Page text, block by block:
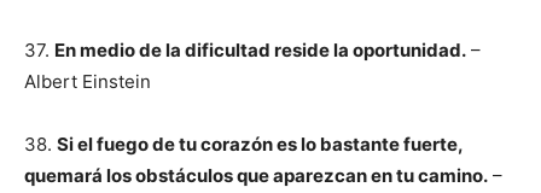
37. En medio de la dificultad reside la oportunidad. –
Albert Einstein
38. Si el fuego de tu corazón es lo bastante fuerte,
quemará los obstáculos que aparezcan en tu camino. –